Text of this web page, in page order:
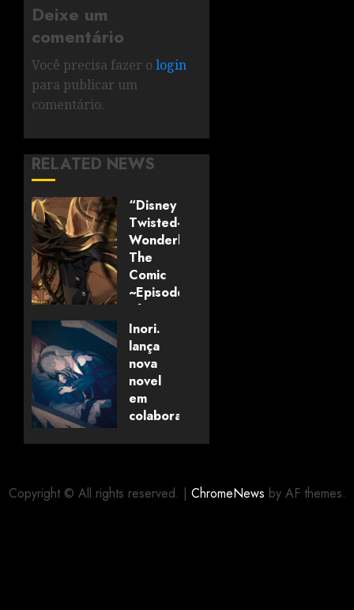
Deixe um
comentário
Você precisa fazer o login
para publicar um
comentário.
RELATED NEWS
“Disney
Twisted-
Wonderland:
The
Comic
~Episode
of
Savanaclaw~”
anunciado
pela
Universo
dos
Livros
Inori.
lança
nova
novel
em
colaboração
Copyright © All rights reserved. | ChromeNews by AF themes.